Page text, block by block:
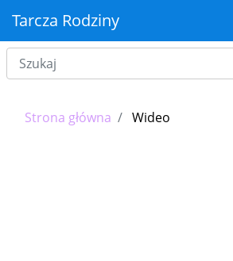
Tarcza Rodziny
Strona główna Wideo